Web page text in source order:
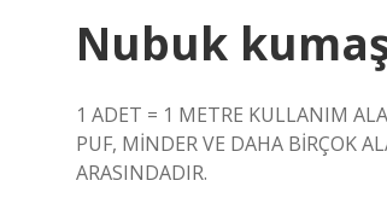
Nubuk
1 ADET = 1 METRE KULLANIM
PUF, MİNDER VE DAHA BİRÇOK
ARASINDADIR.